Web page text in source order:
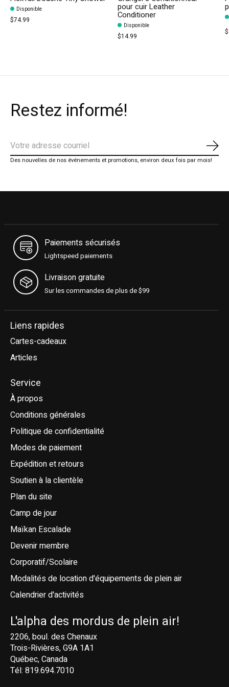
Disponible
$74.99
pour cuir Leather
Conditioner
Disponible
$14.99
Restez informé!
Des nouvelles de nos événements et promotions, environ deux fois par mois!
Paiements sécurisés
Lightspeed paiements
Livraison gratuite
Sur les commandes de plus de $99
Liens rapides
Cartes-cadeaux
Articles
Service
À propos
Conditions générales
Politique de confidentialité
Modes de paiement
Expédition et retours
Soutien à la clientèle
Plan du site
Camp de jour
Maïkan Escalade
Devenir membre
Corporatif/Scolaire
Modalités de location d'équipements de plein air
Calendrier d'activités
L'alpha des mordus de plein air!
2206, boul. des Chenaux
Trois-Rivières, G9A 1A1
Québec, Canada
Tél: 819.694.7010